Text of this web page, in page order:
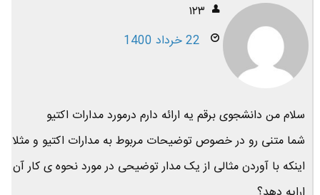
۱۲۳
22 خرداد 1400
سلام من دانشجوی برقم یه ارائه دارم درمورد مدارات اکتیو
شما متنی رو در خصوص توضیحات مربوط به مدارات اکتیو و مثلا
اینکه با آوردن مثالی از یک مدار توضیحی در مورد نحوه ی کار آن